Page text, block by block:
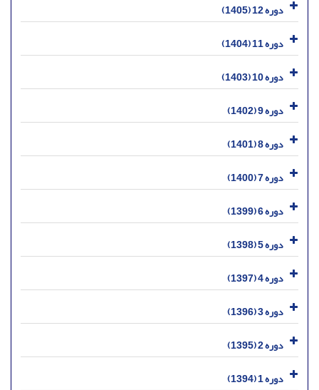
دوره 12 (1405)
دوره 11 (1404)
دوره 10 (1403)
دوره 9 (1402)
دوره 8 (1401)
دوره 7 (1400)
دوره 6 (1399)
دوره 5 (1398)
دوره 4 (1397)
دوره 3 (1396)
دوره 2 (1395)
دوره 1 (1394)